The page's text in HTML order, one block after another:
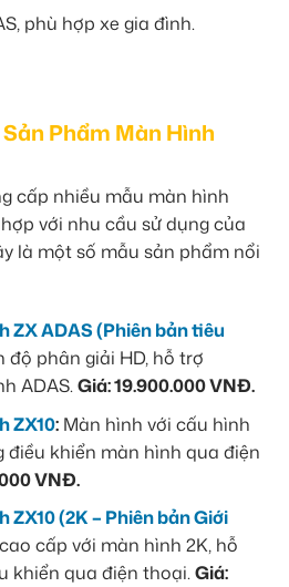
phù hợp xe gia đình.
Phẩm Màn Hình
cấp nhiều mẫu màn hình
với nhu cầu sử dụng của
là một số mẫu sản phẩm nổi
ZX ADAS (Phiên bản tiêu
độ phân giải HD, hỗ trợ
ADAS.Giá: 19.900.000 VNĐ.
ZX10: Màn hình với cấu hình
điều khiển màn hình qua điện
VNĐ.
ZX10 (2K – Phiên bản Giới
cấp với màn hình 2K, hỗ
khiển qua điện thoại.Giá: